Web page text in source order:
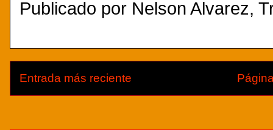
Publicado por Nelson Alvarez,
Entrada más reciente